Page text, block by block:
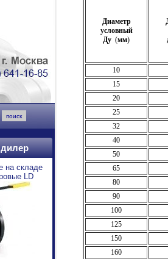
на складе
LD
Диаметр
условный
Ду (мм)
10
15
20
25
32
40
50
65
80
90
100
125
150
160